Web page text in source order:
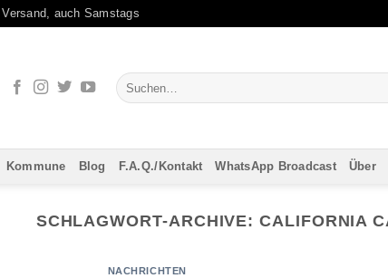
auch Samstags
Suchen
nach:
Kommune Blog F.A.Q./Kontakt WhatsApp Broadcast Über
SCHLAGWORT-ARCHIVE:CALIFORNIA
NACHRICHTEN